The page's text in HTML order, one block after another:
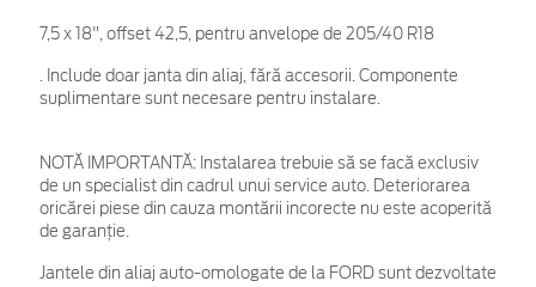
7,5 x 18", offset 42,5, pentru anvelope de 205/40 R18
. Include doar janta din aliaj, fără accesorii. Componente
suplimentare sunt necesare pentru instalare.
NOTĂ IMPORTANTĂ: Instalarea trebuie să se facă exclusiv
de un specialist din cadrul unui service auto. Deteriorarea
oricărei piese din cauza montării incorecte nu este acoperită
de garanţie.
Jantele din aliaj auto-omologate de la FORD sunt dezvoltate